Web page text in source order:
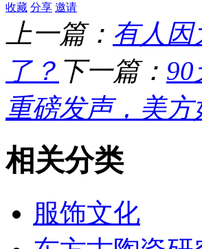
收藏 分享 邀请
上一篇： 有人
了？ 下一篇：
重磅发声，美
相关分类
服饰文化